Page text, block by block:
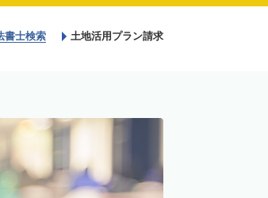
書士検索 土地活用プラン請求